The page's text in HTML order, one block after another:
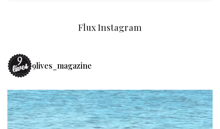
Flux Instagram
9lives_magazine